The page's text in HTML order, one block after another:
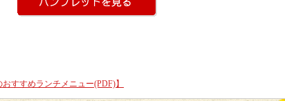
すすめランチメニュー(PDF)】